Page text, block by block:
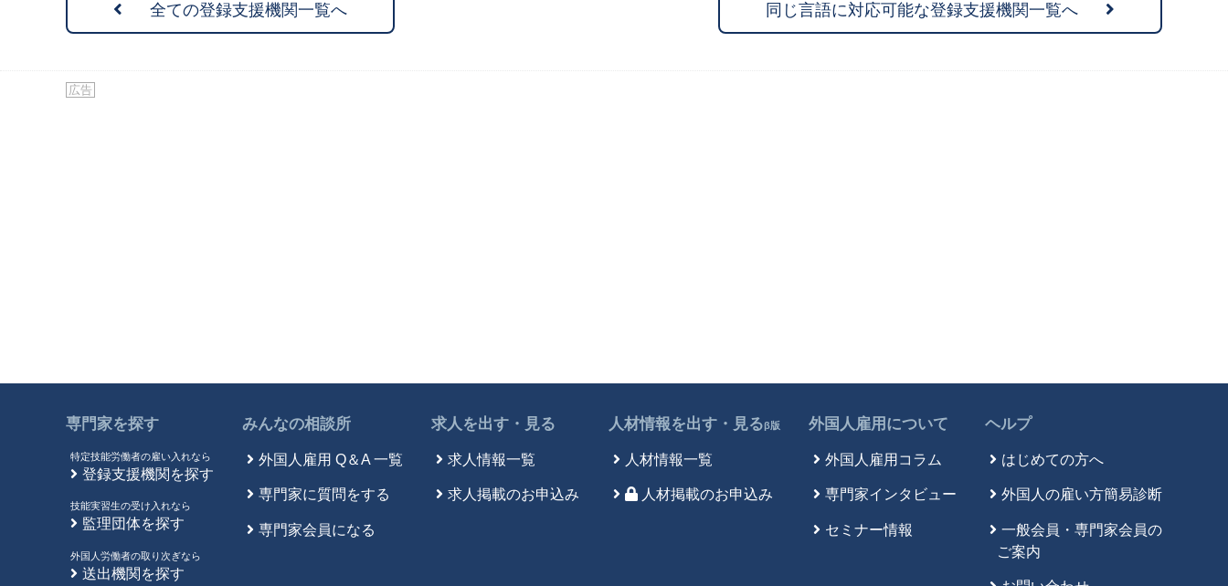
全ての登録支援機関一覧へ 同じ言語に対応可能な登録支援機関一覧へ
広告
専門家を探す
特定技能労働者の雇い入れなら
登録支援機関を探す
技能実習生の受け入れなら
監理団体を探す
外国人労働者の取り次ぎなら
送出機関を探す
みんなの相談所
外国人雇用 Q＆A 一覧
専門家に質問をする
専門家会員になる
求人を出す・見る
求人情報一覧
求人掲載のお申込み
人材情報を出す・見るβ版
人材情報一覧
人材掲載のお申込み
外国人雇用について
外国人雇用コラム
専門家インタビュー
セミナー情報
ヘルプ
はじめての方へ
外国人の雇い方簡易診断
一般会員・専門家会員の
ご案内